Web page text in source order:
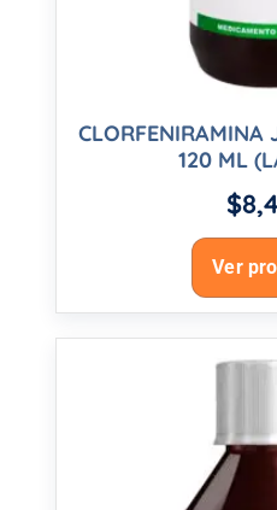
CLORFENIRAMINA
120 ML
$
Ver